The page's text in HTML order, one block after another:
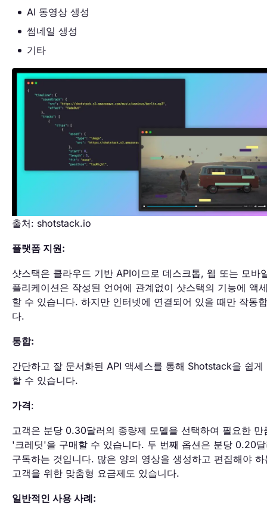
AI 동영상 생성
썸네일 생성
기타
출처: shotstack.io
플랫폼 지원:
샷스택은 클라우드 기반 API이므로 데스크톱, 웹 또는 모바
플리케이션은 작성된 언어에 관계없이 샷스택의 기능에 액
할 수 있습니다. 하지만 인터넷에 연결되어 있을 때만 작동
다.
통합:
간단하고 잘 문서화된 API 액세스를 통해 Shotstack을 쉽게
할 수 있습니다.
가격:
고객은 분당 0.30달러의 종량제 모델을 선택하여 필요한 만
'크레딧'을 구매할 수 있습니다. 두 번째 옵션은 분당 0.20
구독하는 것입니다. 많은 양의 영상을 생성하고 편집해야 하
고객을 위한 맞춤형 요금제도 있습니다.
일반적인 사용 사례: